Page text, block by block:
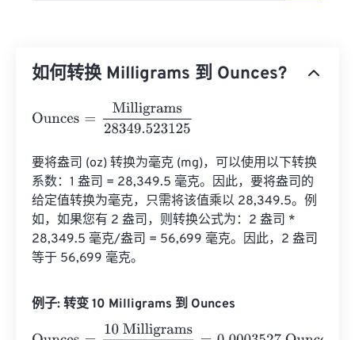
如何转换 Milligrams 到 Ounces?
Ounces Milligrams28349.523125
要将盎司 (oz) 转换为毫克 (mg)，可以使用以下转换
系数：1 盎司 = 28,349.5 毫克。因此，要将盎司的
给定值转换为毫克，只需将该值乘以 28,349.5。例
如，如果您有 2 盎司，则转换公式为：2 盎司 *
28,349.5 毫克/盎司 = 56,699 毫克。因此，2 盎司
等于 56,699 毫克。
例子: 转变 10 Milligrams 到 Ounces
Ounces
10 Milligrams28349.523125= 0.0003527